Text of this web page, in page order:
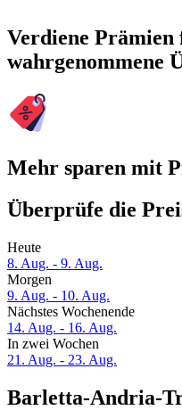
Verdiene Prämien
wahrgenommene
Mehr sparen mit
Überprüfe die
Heute
8. Aug. - 9. Aug.
Morgen
9. Aug. - 10. Aug.
Nächstes Wochenende
14. Aug. - 16. Aug.
In zwei Wochen
21. Aug. - 23. Aug.
Barletta-Andria-